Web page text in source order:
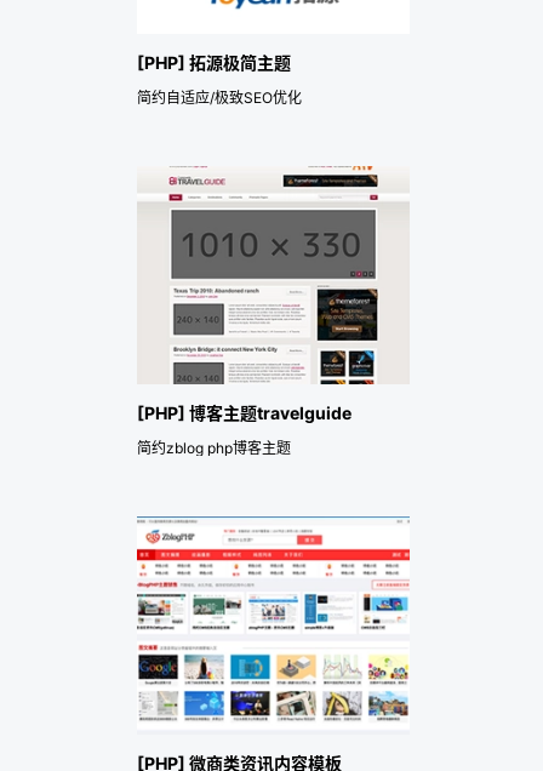
[PHP] 拓源极简主题
简约自适应/极致SEO优化
[PHP] 博客主题travelguide
简约zblog php博客主题
[PHP] 微商类资讯内容模板